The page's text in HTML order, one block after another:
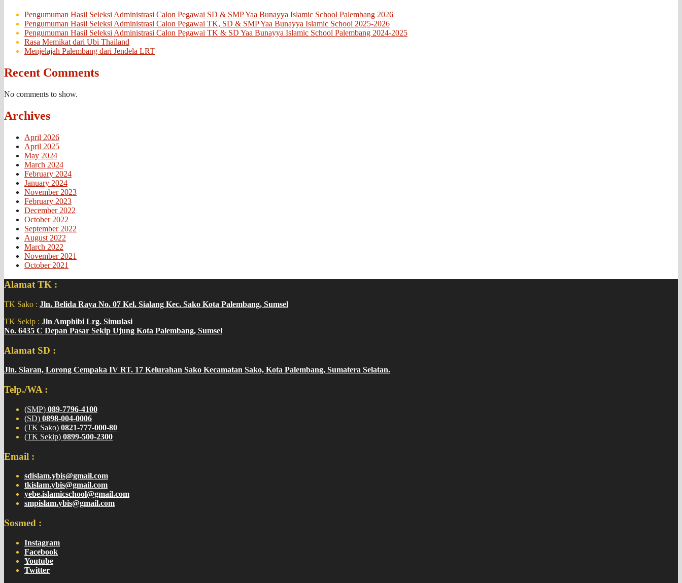
Pengumuman Hasil Seleksi Administrasi Calon Pegawai SD & SMP Yaa Bunayya Islamic School Palembang 2026
Pengumuman Hasil Seleksi Administrasi Calon Pegawai TK, SD & SMP Yaa Bunayya Islamic School 2025-2026
Pengumuman Hasil Seleksi Administrasi Calon Pegawai TK & SD Yaa Bunayya Islamic School Palembang 2024-2025
Rasa Memikat dari Ubi Thailand
Menjelajah Palembang dari Jendela LRT
Recent Comments
No comments to show.
Archives
April 2026
April 2025
May 2024
March 2024
February 2024
January 2024
November 2023
February 2023
December 2022
October 2022
September 2022
August 2022
March 2022
November 2021
October 2021
Alamat TK :
TK Sako : Jln. Belida Raya No. 07 Kel. Sialang Kec. Sako Kota Palembang, Sumsel
TK Sekip : Jln Amphibi Lrg. Simulasi
No. 6435 C Depan Pasar Sekip Ujung Kota Palembang, Sumsel
Alamat SD :
Jln. Siaran, Lorong Cempaka IV RT. 17 Kelurahan Sako Kecamatan Sako, Kota Palembang, Sumatera Selatan.
Telp./WA :
(SMP) 089-7796-4100
(SD) 0898-004-0006
(TK Sako) 0821-777-000-80
(TK Sekip) 0899-500-2300
Email :
sdislam.ybis@gmail.com
tkislam.ybis@gmail.com
yebe.islamicschool@gmail.com
smpislam.ybis@gmail.com
Sosmed :
Instagram
Facebook
Youtube
Twitter